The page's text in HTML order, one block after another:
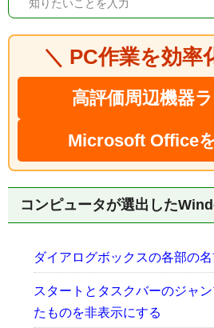
＼ PC作業を効率
高評価周辺機器
Microsoft Office
コンピュータが選出した
ダイアログボックスの各部の
スタートとタスクバーのジャ
たものを非表示にする